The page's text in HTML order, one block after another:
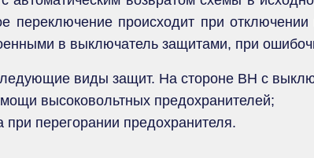
переключение происходит при
в выключатель защитами, при
виды защит. На стороне ВН с
высоковольтных предохранителей;
перегорании предохранителя.